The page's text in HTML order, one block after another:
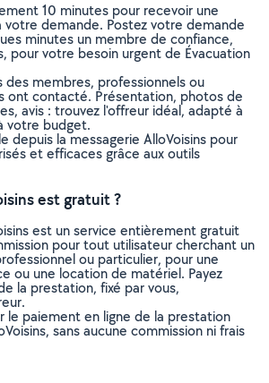
10 minutes pour recevoir une
votre demande. Postez votre demande
minutes un membre de confiance,
pour votre besoin urgent de Évacuation
des membres, professionnels ou
ont contacté. Présentation, photos de
avis : trouvez l'offreur idéal, adapté à
votre budget.
depuis la messagerie AlloVoisins pour
et efficaces grâce aux outils
est gratuit ?
est un service entièrement gratuit
pour tout utilisateur cherchant un
ou particulier, pour une
ou une location de matériel. Payez
la prestation, fixé par vous,
le paiement en ligne de la prestation
sans aucune commission ni frais